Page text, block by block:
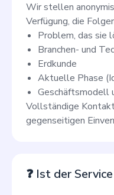
Wir stellen
Verfügung, die
Problem, das sie
Branchen- und
Erdkunde
Aktuelle Phase
Geschäftsmodell
Vollständige
gegenseitigen
❓ Ist der